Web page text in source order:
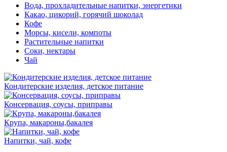
Вода, прохладительные напитки, энергетики
Какао, цикорий, горячий шоколад
Кофе
Морсы, кисели, компоты
Растительные напитки
Соки, нектары
Чай
Кондитерские изделия, детское питание
Консервация, соусы, приправы
Крупа, макароны,бакалея
Напитки, чай, кофе